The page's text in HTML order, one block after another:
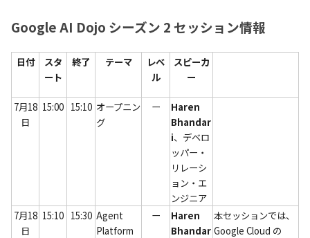
Google AI Dojo シーズン 2 セッション情報
日付
スタ
ート
終了 テーマ
レベ
ル
スピーカ
ー
7月18
日
15:00 15:10 オープニン
グ
ー
Haren
Bhandar
i、デベロ
ッパー・
リレーシ
ョン・エ
ンジニア
7月18
日
15:10 15:30 Agent
Platform
ー
Haren
Bhandar
本セッションでは、
Google Cloud の